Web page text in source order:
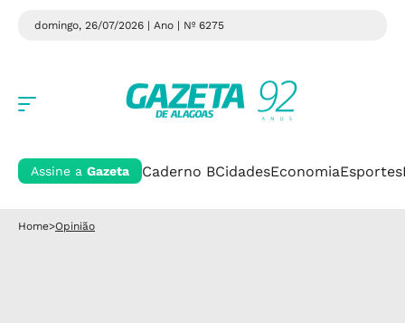
domingo, 26/07/2026 | Ano | Nº 6275
Assine a Gazeta Caderno BCidadesEconomiaEsportes
Home>Opinião